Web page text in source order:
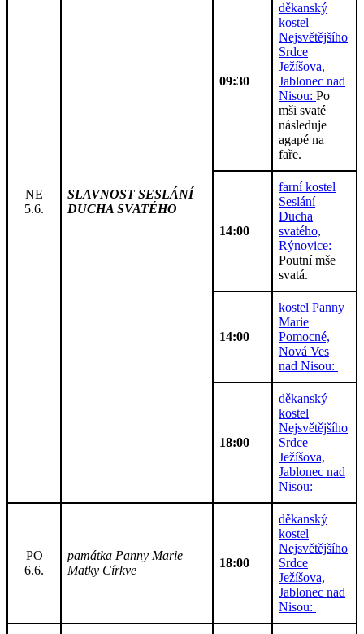
NE
5.6.
SLAVNOST SESLÁNÍ
DUCHA SVATÉHO
09:30
děkanský
kostel
Nejsvětějšího
Srdce
Ježíšova,
Jablonec nad
Nisou: Po
mši svaté
následuje
agapé na
faře.
14:00
farní kostel
Seslání
Ducha
svatého,
Rýnovice:
Poutní mše
svatá.
14:00
kostel Panny
Marie
Pomocné,
Nová Ves
nad Nisou:
18:00
děkanský
kostel
Nejsvětějšího
Srdce
Ježíšova,
Jablonec nad
Nisou:
PO
6.6.
památka Panny Marie
Matky Církve
18:00
děkanský
kostel
Nejsvětějšího
Srdce
Ježíšova,
Jablonec nad
Nisou: